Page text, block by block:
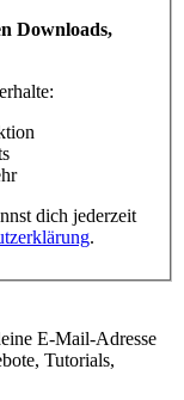
Downloads,
dich jederzeit
.
E-Mail-Adresse
Tutorials,